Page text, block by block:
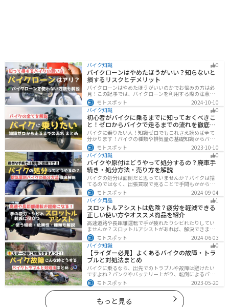
バイク知識 0
バイクローンはやめたほうがいい？知らないと
損するリスクとデメリット
バイクローンはやめたほうがいいのかでお悩みの方は必
見！この記事では、バイクローンを利用する際の注意点
や失敗しない選び方を解説しています。実は、バイクロ
ーンの選び方にはコツがあります。この記事を読めば、
自分に合った賢い選択をすることが可能です。
モトスポット
2024-10-10
バイク知識
0
初心者がバイクに乗るまでに知っておくべきこ
と！ゼロからバイクで走るまでの流れを徹底解
説
バイクに乗りたい人！知識ゼロでもこれさえ読めば全て
分かります！バイクの種類や排気量の基礎知識からバイ
クの選び方、免許の取り方、購入、納車、その後のバイ
クライフまで全てサポートします！
モトスポット
2023-10-10
バイク知識
0
バイクや原付はどうやって処分するの？廃車手
続き・処分方法・売り方を解説
バイクの処分は面倒だと思っていませんか？バイクは捨
てるのではなく、出張買取で売ることで手間もかからず
お金にできます。売る以外の選択肢も含めて処分方法を
まとめていますので、バイクを処分しようとしている人
は参考にしてください。
モトスポット
2024-09-04
バイク用品
1
スロットルアシストは危険？疲労を軽減できる
正しい使い方やオススメ商品を紹介
高速道路や長距離運転で手が疲れたりシビれたりしてい
ませんか？スロットルアシストがあれば、解決できま
す。この記事ではスロットルアシストを安全に使う場
面、危険性、種類、オススメの商品について解説しま
す。長距離運転をもっと楽にしたいと思っている人は参
考にしてください。
モトスポット
2024-06-03
バイク知識
0
【ライダー必見】よくあるバイクの故障・トラ
ブルと対処法まとめ
バイクに乗るなら、出先でのトラブルや故障は避けたい
ですよね？パンクやバッテリー上がり、転倒によるパー
ツの破損、鍵紛失などよくあるトラブルと対処法を徹底
的にまとめました！実際に遭遇しなくても対処法を知
り、事前に準備しておくようにしましょう。
モトスポット 2023-05-20
もっと見る